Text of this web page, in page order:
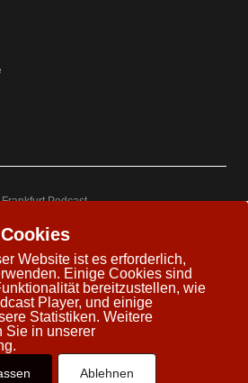
Podcast
Website ist es erforderlich,
Einige Cookies sind
bereitzustellen, wie
Player, und einige
Statistiken. Weitere
Sie in unserer
Ablehnen